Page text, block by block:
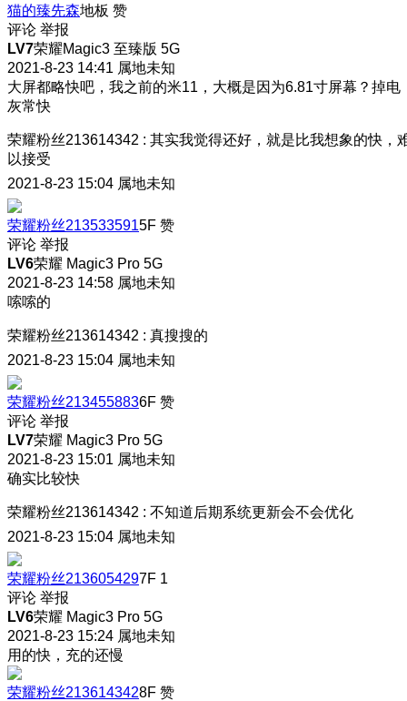
猫的臻先森地板 赞
评论 举报
LV7荣耀Magic3 至臻版 5G
2021-8-23 14:41 属地未知
大屏都略快吧，我之前的米11，大概是因为6.81寸屏幕？掉电
灰常快
荣耀粉丝213614342 : 其实我觉得还好，就是比我想象的快，
以接受
2021-8-23 15:04 属地未知
荣耀粉丝2135335915F 赞
评论 举报
LV6荣耀 Magic3 Pro 5G
2021-8-23 14:58 属地未知
嗦嗦的
荣耀粉丝213614342 : 真搜搜的
2021-8-23 15:04 属地未知
荣耀粉丝2134558836F 赞
评论 举报
LV7荣耀 Magic3 Pro 5G
2021-8-23 15:01 属地未知
确实比较快
荣耀粉丝213614342 : 不知道后期系统更新会不会优化
2021-8-23 15:04 属地未知
荣耀粉丝2136054297F 1
评论 举报
LV6荣耀 Magic3 Pro 5G
2021-8-23 15:24 属地未知
用的快，充的还慢
荣耀粉丝2136143428F 赞